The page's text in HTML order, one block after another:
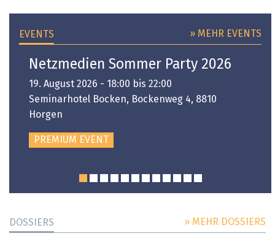
EVENTS » MEHR EVENTS
Netzmedien Sommer Party 2026
19. August 2026 - 18:00 bis 22:00
Seminarhotel Bocken, Bockenweg 4, 8810
Horgen
PREMIUM EVENT
DOSSIERS » MEHR DOSSIERS